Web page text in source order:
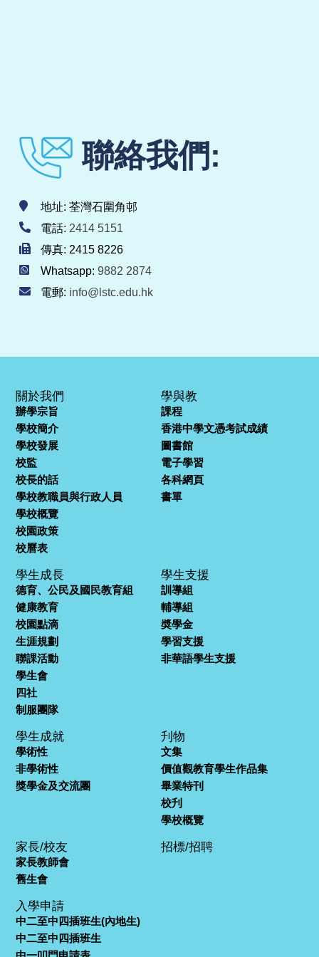
聯絡我們:
地址: 荃灣石圍角邨
電話: 2414 5151
傳真: 2415 8226
Whatsapp: 9882 2874
電郵: info@lstc.edu.hk
關於我們
辦學宗旨
學校簡介
學校發展
校監
校長的話
學校教職員與行政人員
學校概覽
校園政策
校曆表
學與教
課程
香港中學文憑考試成績
圖書館
電子學習
各科網頁
書單
學生成長
德育、公民及國民教育組
健康教育
校園點滴
生涯規劃
聯課活動
學生會
四社
制服團隊
學生支援
訓導組
輔導組
奬學金
學習支援
非華語學生支援
學生成就
學術性
非學術性
獎學金及交流團
刋物
文集
價值觀教育學生作品集
畢業特刊
校刋
學校概覽
家長/校友
家長教師會
舊生會
招標/招聘
入學申請
中二至中四插班生(內地生)
中二至中四插班生